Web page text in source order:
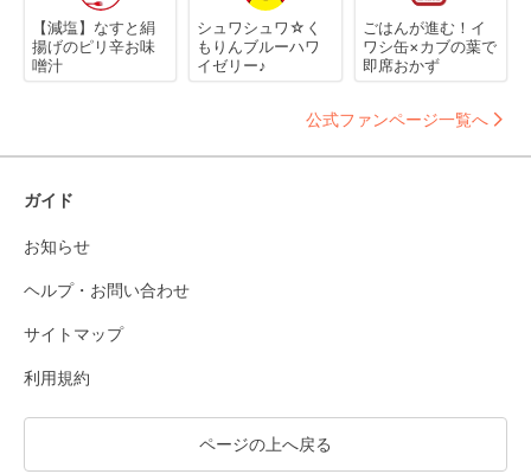
【減塩】なすと絹
揚げのピリ辛お味
噌汁
シュワシュワ☆く
もりんブルーハワ
イゼリー♪
ごはんが進む！イ
ワシ缶×カブの葉で
即席おかず
公式ファンページ一覧へ
ガイド
お知らせ
ヘルプ・お問い合わせ
サイトマップ
利用規約
ページの上へ戻る